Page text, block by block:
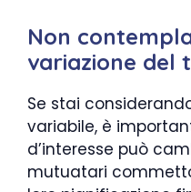
Non
variazione del
Se stai
variabile, è
d’interesse può
mutuatari